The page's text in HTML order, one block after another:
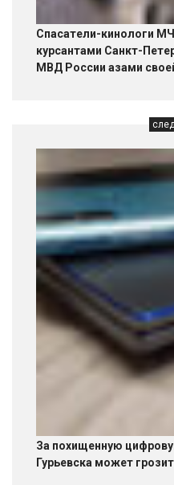
Спасатели-кинологи
курсантами Санкт-
МВД России азами
За похищенную
Гурьевска может